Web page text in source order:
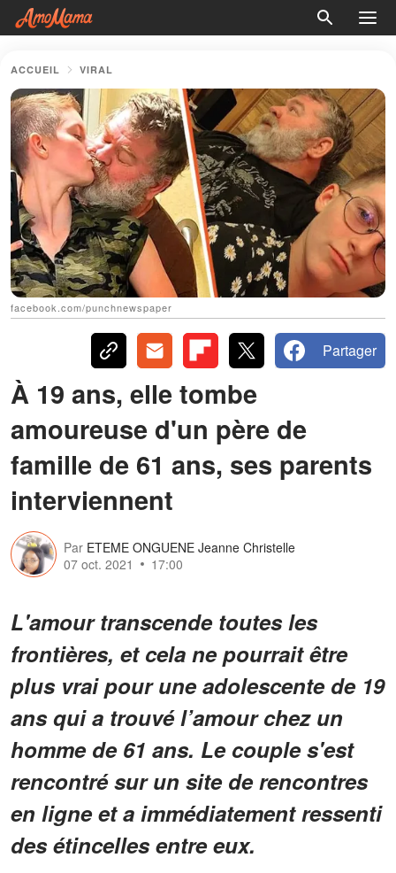
ACCUEIL VIRAL
facebook.com/punchnewspaper
Partager
À 19 ans, elle tombe
amoureuse d'un père de
famille de 61 ans, ses parents
interviennent
Par ETEME ONGUENE Jeanne Christelle
07 oct. 2021
17:00
L'amour transcende toutes les
frontières, et cela ne pourrait être
plus vrai pour une adolescente de 19
ans qui a trouvé l’amour chez un
homme de 61 ans. Le couple s'est
rencontré sur un site de rencontres
en ligne et a immédiatement ressenti
des étincelles entre eux.